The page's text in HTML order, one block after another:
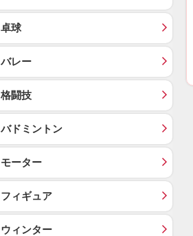
卓球
バレー
格闘技
バドミントン
モーター
フィギュア
ウィンター